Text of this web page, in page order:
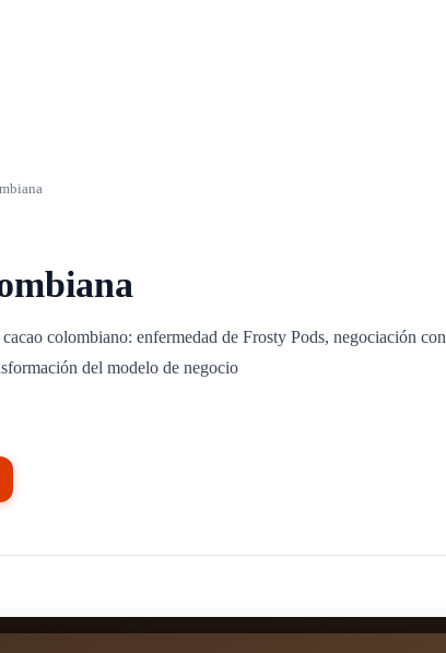
colombiano: enfermedad de Frosty Pods, negociación con
del modelo de negocio